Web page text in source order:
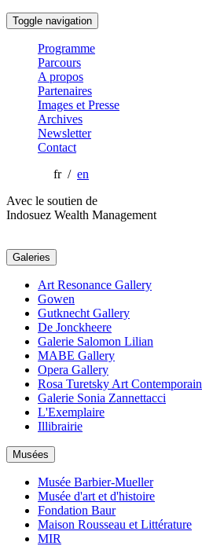
Toggle navigation
Programme
Parcours
A propos
Partenaires
Images et Presse
Archives
Newsletter
Contact
fr / en
Avec le soutien de
Indosuez Wealth Management
Galeries
Art Resonance Gallery
Gowen
Gutknecht Gallery
De Jonckheere
Galerie Salomon Lilian
MABE Gallery
Opera Gallery
Rosa Turetsky Art Contemporain
Galerie Sonia Zannettacci
L'Exemplaire
Illibrairie
Musées
Musée Barbier-Mueller
Musée d'art et d'histoire
Fondation Baur
Maison Rousseau et Littérature
MIR